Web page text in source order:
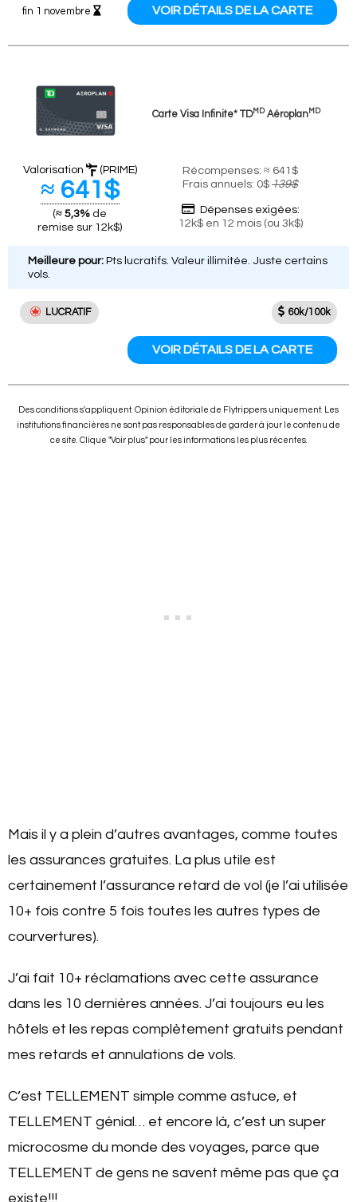
fin 1 novembre VOIR DÉTAILS DE LA CARTE
Carte Visa Infinite* TDMDAéroplan MD
LUCRATIF 60k/100k
Valorisation (PRIME)
≈ 641$
(≈ 5,3% de
remise sur 12k$)
Récompenses: ≈ 641$
Frais annuels: 0$ 139$
Dépenses exigées:
12k$ en 12 mois (ou 3k$)
VOIR DÉTAILS DE LA CARTE
Meilleure pour: Pts lucratifs. Valeur illimitée. Juste certains
vols.
Des conditions s'appliquent. Opinion éditoriale de Flytrippers uniquement. Les
institutions financières ne sont pas responsables de garder à jour le contenu de
ce site. Clique "Voir plus" pour les informations les plus récentes.
Mais il y a plein d’autres avantages, comme toutes
les assurances gratuites. La plus utile est
certainement l’assurance retard de vol (je l’ai utilisée
10+ fois contre 5 fois toutes les autres types de
courvertures).
J’ai fait 10+ réclamations avec cette assurance
dans les 10 dernières années. J’ai toujours eu les
hôtels et les repas complètement gratuits pendant
mes retards et annulations de vols.
C’est TELLEMENT simple comme astuce, et
TELLEMENT génial… et encore là, c’est un super
microcosme du monde des voyages, parce que
TELLEMENT de gens ne savent même pas que ça
existe!!!